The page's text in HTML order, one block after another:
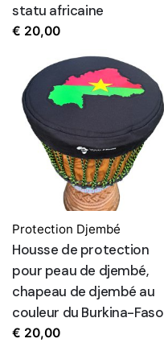
statu africaine
€ 20,00
Protection Djembé
Housse de protection
pour peau de djembé,
chapeau de djembé au
couleur du Burkina-Faso
€ 20,00